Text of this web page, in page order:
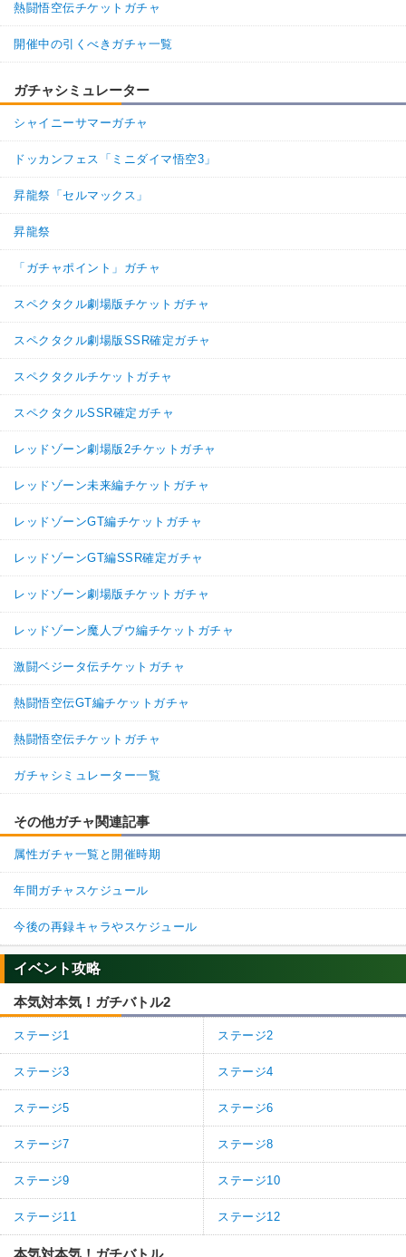
熱闘悟空伝チケットガチャ
開催中の引くべきガチャ一覧
ガチャシミュレーター
シャイニーサマーガチャ
ドッカンフェス「ミニダイマ悟空3」
昇龍祭「セルマックス」
昇龍祭
「ガチャポイント」ガチャ
スペクタクル劇場版チケットガチャ
スペクタクル劇場版SSR確定ガチャ
スペクタクルチケットガチャ
スペクタクルSSR確定ガチャ
レッドゾーン劇場版2チケットガチャ
レッドゾーン未来編チケットガチャ
レッドゾーンGT編チケットガチャ
レッドゾーンGT編SSR確定ガチャ
レッドゾーン劇場版チケットガチャ
レッドゾーン魔人ブウ編チケットガチャ
激闘ベジータ伝チケットガチャ
熱闘悟空伝GT編チケットガチャ
熱闘悟空伝チケットガチャ
ガチャシミュレーター一覧
その他ガチャ関連記事
属性ガチャ一覧と開催時期
年間ガチャスケジュール
今後の再録キャラやスケジュール
イベント攻略
本気対本気！ガチバトル2
ステージ1 ステージ2
ステージ3 ステージ4
ステージ5 ステージ6
ステージ7 ステージ8
ステージ9 ステージ10
ステージ11 ステージ12